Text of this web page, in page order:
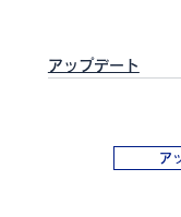
ア
アップデート